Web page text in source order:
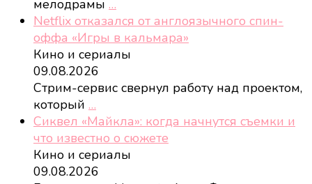
мелодрамы …
Netflix отказался от англоязычного спин-
оффа «Игры в кальмара»
Кино и сериалы
09.08.2026
Стрим-сервис свернул работу над проектом,
который …
Сиквел «Майкла»: когда начнутся съемки и
что известно о сюжете
Кино и сериалы
09.08.2026